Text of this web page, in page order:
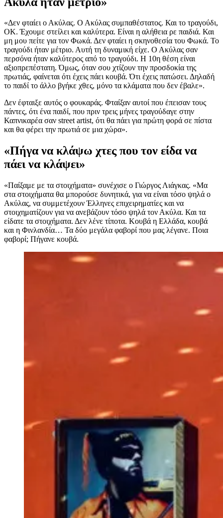
«Δεν φταίει ο Ακύλας. Ο Ακύλας συμπαθέστατος. Και το τραγούδι,
ΟΚ. Έχουμε στείλει και καλύτερα. Είναι η αλήθεια ρε παιδιά. Και
μη μου πείτε για τον Φωκά. Δεν φταίει η σκηνοθεσία του Φωκά. Το
τραγούδι ήταν μέτριο. Αυτή τη δυναμική είχε. Ο Ακύλας σαν
περσόνα ήταν καλύτερος από το τραγούδι. Η 10η θέση είναι
αξιοπρεπέστατη. Όμως, όταν σου χτίζουν την προσδοκία της
πρωτιάς, φαίνεται ότι έχεις πάει κουβά. Ότι έχεις πατώσει. Δηλαδή
το παιδί το άλλο βγήκε χθες, μόνο τα κλάματα που δεν έβαλε».
Δεν έφταιξε αυτός ο φουκαράς. Φταίξαν αυτοί που έπεισαν τους
πάντες, ότι ένα παιδί, που πριν τρεις μήνες τραγούδαγε στην
Καπνικαρέα σαν street artist, ότι θα πάει για πρώτη φορά σε πίστα
και θα φέρει την πρωτιά σε μια χώρα».
«Πήγα να κλάψω χτες που τον είδα να
πάει να κλάψει»
«Παίξαμε με τα στοιχήματα» συνέχισε ο Γιώργος Λιάγκας. «Μα
στα στοιχήματα θα μπορούσε δυνητικά, για να είναι τόσο ψηλά ο
Ακύλας, να συμμετέχουν Έλληνες επιχειρηματίες και να
στοιχηματίζουν για να ανεβάζουν τόσο ψηλά τον Ακύλα. Και τα
είδατε τα στοιχήματα. Δεν λένε τίποτα. Κουβά η Ελλάδα, κουβά
και η Φινλανδία… Τα δύο μεγάλα φαβορί που μας λέγανε. Ποια
φαβορί; Πήγανε κουβά.